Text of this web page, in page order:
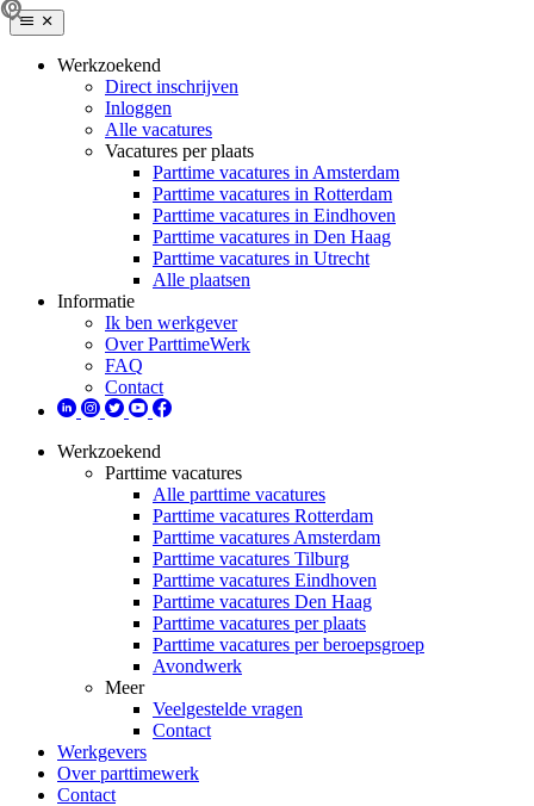
Werkzoekend
Direct inschrijven
Inloggen
Alle vacatures
Vacatures per plaats
Parttime vacatures in Amsterdam
Parttime vacatures in Rotterdam
Parttime vacatures in Eindhoven
Parttime vacatures in Den Haag
Parttime vacatures in Utrecht
Alle plaatsen
Informatie
Ik ben werkgever
Over ParttimeWerk
FAQ
Contact
Werkzoekend
Parttime vacatures
Alle parttime vacatures
Parttime vacatures Rotterdam
Parttime vacatures Amsterdam
Parttime vacatures Tilburg
Parttime vacatures Eindhoven
Parttime vacatures Den Haag
Parttime vacatures per plaats
Parttime vacatures per beroepsgroep
Avondwerk
Meer
Veelgestelde vragen
Contact
Werkgevers
Over parttimewerk
Contact